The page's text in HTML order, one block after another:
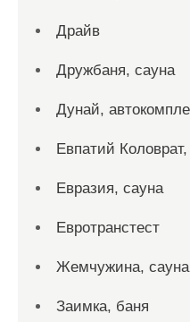
Драйв
Дружбаня, сауна
Дунай,
Евпатий
Евразия, сауна
Евротранстест
Жемчужина, сауна
Заимка, баня